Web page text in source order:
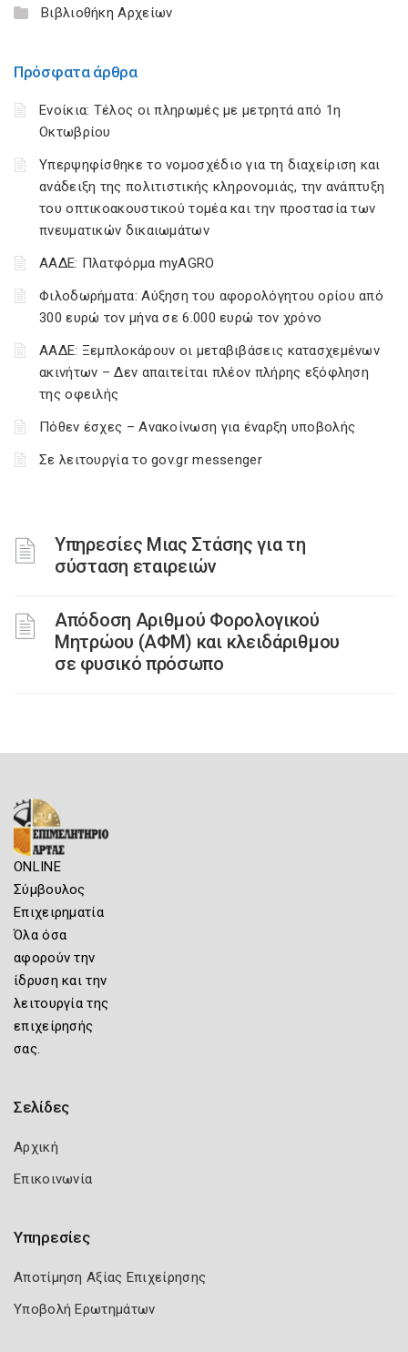
Βιβλιοθήκη Αρχείων
Πρόσφατα άρθρα
Ενοίκια: Τέλος οι πληρωμές με μετρητά από 1η
Οκτωβρίου
Υπερψηφίσθηκε το νομοσχέδιο για τη διαχείριση και
ανάδειξη της πολιτιστικής κληρονομιάς, την ανάπτυξη
του οπτικοακουστικού τομέα και την προστασία των
πνευματικών δικαιωμάτων
ΑΑΔΕ: Πλατφόρμα myAGRO
Φιλοδωρήματα: Αύξηση του αφορολόγητου ορίου από
300 ευρώ τον μήνα σε 6.000 ευρώ τον χρόνο
ΑΑΔΕ: Ξεμπλοκάρουν οι μεταβιβάσεις κατασχεμένων
ακινήτων – Δεν απαιτείται πλέον πλήρης εξόφληση
της οφειλής
Πόθεν έσχες – Ανακοίνωση για έναρξη υποβολής
Σε λειτουργία το gov.gr messenger
Υπηρεσίες Μιας Στάσης για τη
σύσταση εταιρειών
Απόδοση Αριθμού Φορολογικού
Μητρώου (ΑΦΜ) και κλειδάριθμου
σε φυσικό πρόσωπο
ONLINE
Σύμβουλος
Επιχειρηματία
Όλα όσα
αφορούν την
ίδρυση και την
λειτουργία της
επιχείρησής
σας.
Σελίδες
Αρχική
Επικοινωνία
Υπηρεσίες
Αποτίμηση Αξίας Επιχείρησης
Υποβολή Ερωτημάτων